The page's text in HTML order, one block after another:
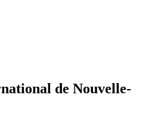
de Nouvelle-